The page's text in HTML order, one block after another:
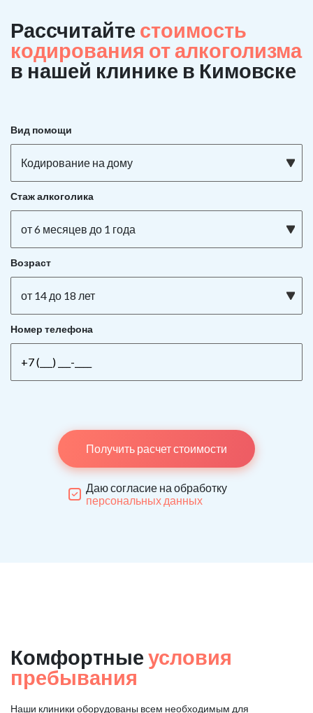
Рассчитайте стоимость
кодирования от алкоголизма
в нашей клинике в Кимовске
Вид помощи
Кодирование на дому
Стаж алкоголика
от 6 месяцев до 1 года
Возраст
от 14 до 18 лет
Номер телефона
Получить расчет стоимости
Даю согласие на обработку
персональных данных
Комфортные условия
пребывания
Наши клиники оборудованы всем необходимым для